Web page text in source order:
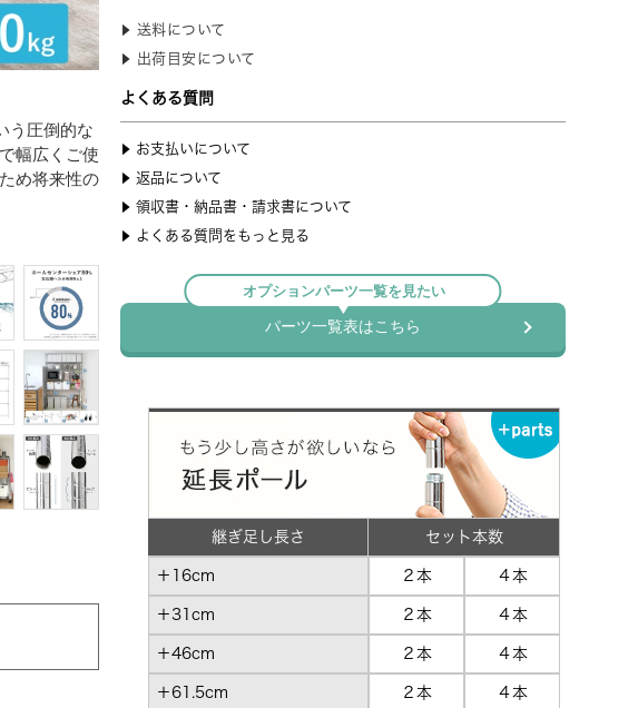
う圧倒的な
幅広くご使
め将来性の
スペック
外寸：幅121.5×奥行46×高さ179.5cm
内寸：幅114×奥行38.5cm
耐荷重：棚板(1枚あたり)：250kg